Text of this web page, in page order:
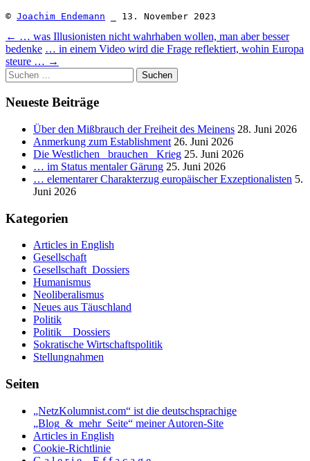
© Joachim Endemann _ 13. November 2023
Beitragsnavigation
← … was Illusionisten nicht wahrhaben wollen, man aber besser
bedenke … in einem Video wird die Frage reflektiert, wohin Europa
steure … →
Suchen
nach:
Neueste Beiträge
Über den Mißbrauch der Freiheit des Meinens 28. Juni 2026
Anmerkung zum Establishment 26. Juni 2026
Die Westlichen _brauchen_ Krieg 25. Juni 2026
… im Status mentaler Gärung 25. Juni 2026
… elementarer Charakterzug europäischer Exzeptionalisten 5.
Juni 2026
Kategorien
Articles in English
Gesellschaft
Gesellschaft_Dossiers
Humanismus
Neoliberalismus
Neues aus Täuschland
Politik
Politik _ Dossiers
Sokratische Wirtschaftspolitik
Stellungnahmen
Seiten
„NetzKolumnist.com“ ist die deutschsprachige
„Blog_&_mehr_Seite“ meiner Autoren-Site
Articles in English
Cookie-Richtlinie